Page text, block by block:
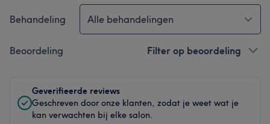
Behandeling Alle behandelingen
Beoordeling Filter op beoordeling
Geverifieerde reviews
Geschreven door onze klanten, zodat je weet wat je
kan verwachten bij elke salon.